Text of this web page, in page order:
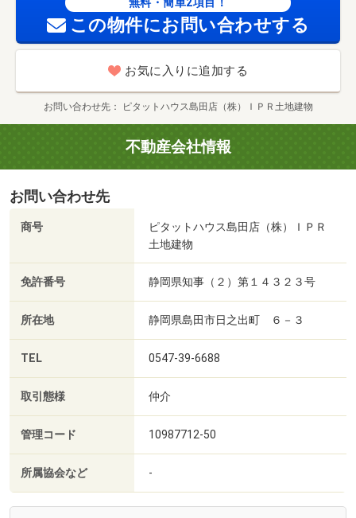
無料・簡単2項目！
この物件にお問い合わせする
お気に入りに追加する
お問い合わせ先 ピタットハウス島田店（株）ＩＰＲ土地建物
不動産会社情報
お問い合わせ先
商号
ピタットハウス島田店（株）ＩＰＲ
土地建物
免許番号 静岡県知事（２）第１４３２３号
所在地 静岡県島田市日之出町 ６－３
TEL 0547-39-6688
取引態様 仲介
管理コード 10987712-50
所属協会など -